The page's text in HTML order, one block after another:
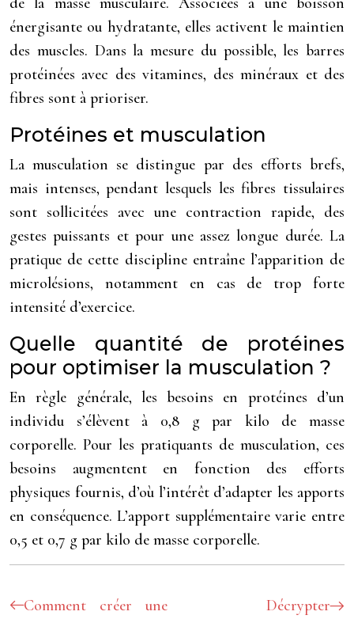
énergisante ou hydratante, elles activent le maintien
des muscles. Dans la mesure du possible, les barres
protéinées avec des vitamines, des minéraux et des
fibres sont à prioriser.
Protéines et musculation
La musculation se distingue par des efforts brefs,
mais intenses, pendant lesquels les fibres tissulaires
sont sollicitées avec une contraction rapide, des
gestes puissants et pour une assez longue durée. La
pratique de cette discipline entraîne l’apparition de
microlésions, notamment en cas de trop forte
intensité d’exercice.
Quelle quantité de protéines
pour optimiser la musculation ?
En règle générale, les besoins en protéines d’un
individu s’élèvent à 0,8 g par kilo de masse
corporelle. Pour les pratiquants de musculation, ces
besoins augmentent en fonction des efforts
physiques fournis, d’où l’intérêt d’adapter les apports
en conséquence. L’apport supplémentaire varie entre
0,5 et 0,7 g par kilo de masse corporelle.
Comment créer une
Décrypter